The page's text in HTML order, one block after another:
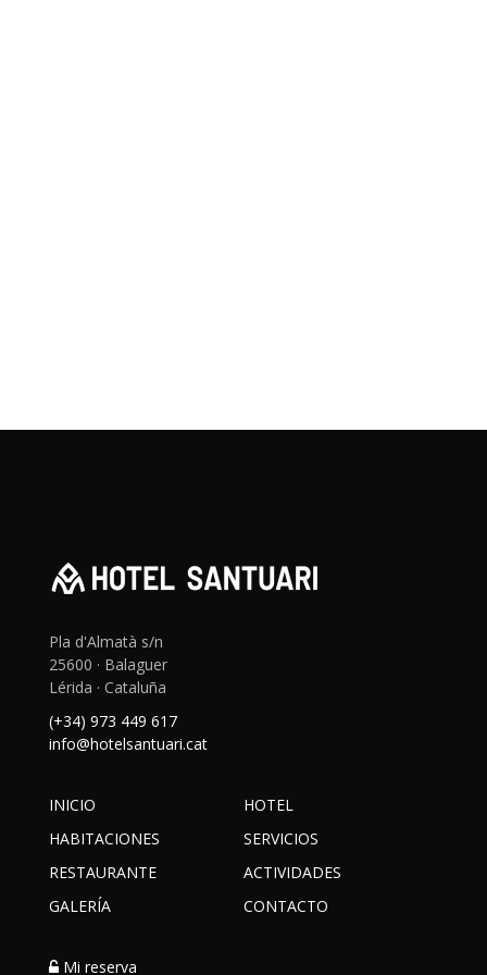
Pla d'Almatà s/n
25600 · Balaguer
Lérida · Cataluña
(+34) 973 449 617
info@hotelsantuari.cat
INICIO
HOTEL
HABITACIONES
SERVICIOS
RESTAURANTE
ACTIVIDADES
GALERÍA
CONTACTO
Mi reserva